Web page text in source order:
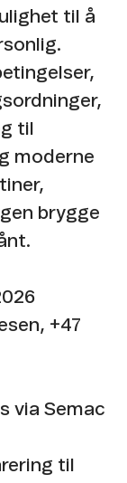
til å
til
moderne
brygge
+47
via Semac
til